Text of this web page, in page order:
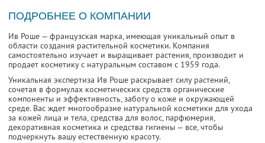
ПОДРОБНЕЕ О КОМПАНИИ
Ив Роше — французская марка, имеющая уникальный опыт в
области создания растительной косметики. Компания
самостоятельно изучает и выращивает растения, производит и
продает косметику с натуральным составом с 1959 года.
Уникальная экспертиза Ив Роше раскрывает силу растений,
сочетая в формулах косметических средств органические
компоненты и эффективность, заботу о коже и окружающей
среде. Вас ждет многообразие натуральной косметики для ухода
за кожей лица и тела, средства для волос, парфюмерия,
декоративная косметика и средства гигиены — все, чтобы
подчеркнуть вашу естественную красоту.